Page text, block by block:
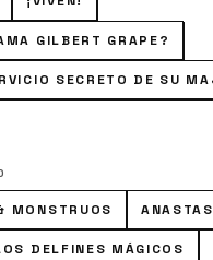
excéntricas.
GILBERT GRAPE?
SECRETO DE SU
MONSTRUOS
DELFINES MÁGICOS